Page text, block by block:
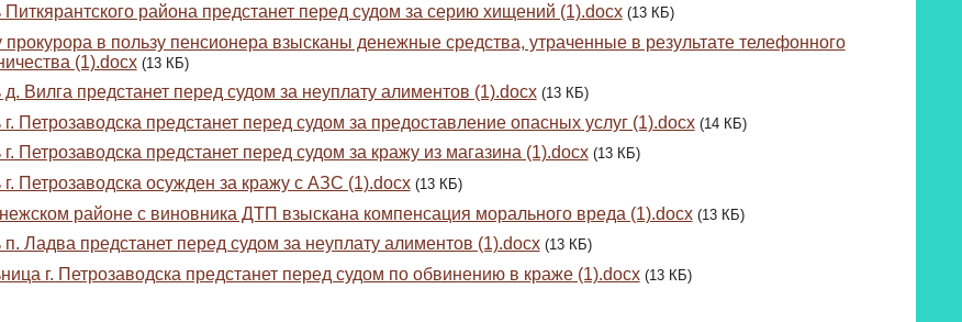
района предстанет перед судом за серию хищений (1).docx (13 КБ)
прокурора в пользу пенсионера взысканы денежные средства, утраченные в результате телефонного
(1).docx (13 КБ)
Вилга предстанет перед судом за неуплату алиментов (1).docx (13 КБ)
Петрозаводска предстанет перед судом за предоставление опасных услуг (1).docx (14 КБ)
Петрозаводска предстанет перед судом за кражу из магазина (1).docx (13 КБ)
Петрозаводска осужден за кражу с АЗС (1).docx (13 КБ)
районе с виновника ДТП взыскана компенсация морального вреда (1).docx (13 КБ)
Ладва предстанет перед судом за неуплату алиментов (1).docx (13 КБ)
г. Петрозаводска предстанет перед судом по обвинению в краже (1).docx (13 КБ)